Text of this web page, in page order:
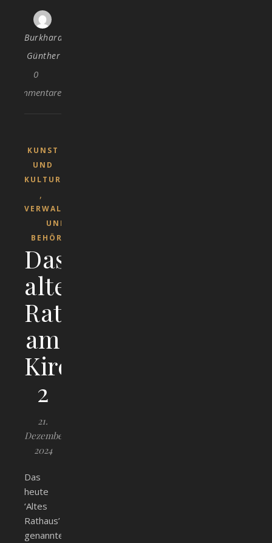
Burkhard
Günther
0
Kommentare
KUNST
UND
KULTUR
,
VERWALTUNG
UND
BEHÖRDEN
Das
alte
Rathaus
am
Kirchplatz
2
21.
Dezember
2024
Das
heute
‘Altes
Rathaus’
genannte